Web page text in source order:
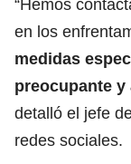
“Hemos
en los
medidas
preocupante
detalló el jefe
redes sociales.